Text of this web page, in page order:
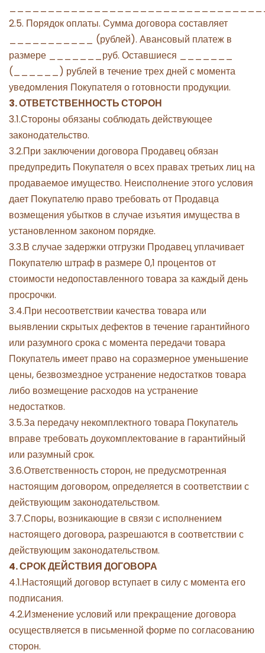
2.5. Порядок оплаты. Сумма договора составляет
___________ (рублей). Авансовый платеж в
размере _______руб. Оставшиеся _______
(______) рублей в течение трех дней с момента
уведомления Покупателя о готовности продукции.
3. ОТВЕТСТВЕННОСТЬ СТОРОН
3.1.Стороны обязаны соблюдать действующее
законодательство.
3.2.При заключении договора Продавец обязан
предупредить Покупателя о всех правах третьих лиц на
продаваемое имущество. Неисполнение этого условия
дает Покупателю право требовать от Продавца
возмещения убытков в случае изъятия имущества в
установленном законом порядке.
3.3.В случае задержки отгрузки Продавец уплачивает
Покупателю штраф в размере 0,1 процентов от
стоимости недопоставленного товара за каждый день
просрочки.
3.4.При несоответствии качества товара или
выявлении скрытых дефектов в течение гарантийного
или разумного срока с момента передачи товара
Покупатель имеет право на соразмерное уменьшение
цены, безвозмездное устранение недостатков товара
либо возмещение расходов на устранение
недостатков.
3.5.За передачу некомплектного товара Покупатель
вправе требовать доукомплектование в гарантийный
или разумный срок.
3.6.Ответственность сторон, не предусмотренная
настоящим договором, определяется в соответствии с
действующим законодательством.
3.7.Споры, возникающие в связи с исполнением
настоящего договора, разрешаются в соответствии с
действующим законодательством.
4. СРОК ДЕЙСТВИЯ ДОГОВОРА
4.1.Настоящий договор вступает в силу с момента его
подписания.
4.2.Изменение условий или прекращение договора
осуществляется в письменной форме по согласованию
сторон.